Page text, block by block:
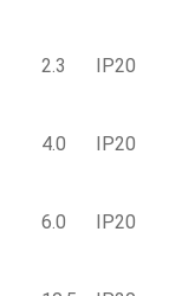
2.3 IP20
4.0 IP20
6.0 IP20